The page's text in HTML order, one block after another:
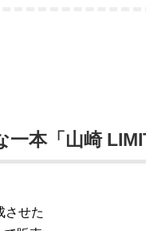
本「山崎
させた